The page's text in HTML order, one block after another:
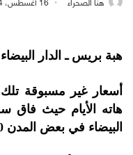
هنا الصحراء 16 أغسطس، 2024 - 11:46 صباحًا
هبة بريس ـ الدار البيضاء
أسعار غير مسبوقة
هاته الأيام حيث فاق
البيضاء في بعض المدن 30 درهما.